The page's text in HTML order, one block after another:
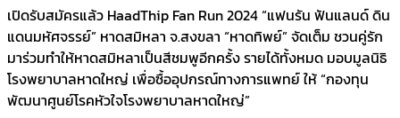
เปิดรับสมัครแล้ว HaadThip Fan Run 2024 “แฟนรัน ฟันแลนด์ ดิน
แดนมหัศจรรย์” หาดสมิหลา จ.สงขลา “หาดทิพย์” จัดเต็ม ชวนคู่รัก
มาร่วมทำให้หาดสมิหลาเป็นสีชมพูอีกครั้ง รายได้ทั้งหมด มอบมูลนิธิ
โรงพยาบาลหาดใหญ่ เพื่อซื้ออุปกรณ์ทางการแพทย์ ให้ “กองทุน
พัฒนาศูนย์โรคหัวใจโรงพยาบาลหาดใหญ่”